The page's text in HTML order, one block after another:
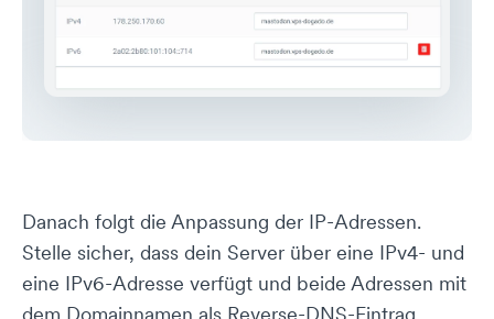
Danach folgt die Anpassung der IP-Adressen.
Stelle sicher, dass dein Server über eine IPv4- und
eine IPv6-Adresse verfügt und beide Adressen mit
dem Domainnamen als Reverse-DNS-Eintrag